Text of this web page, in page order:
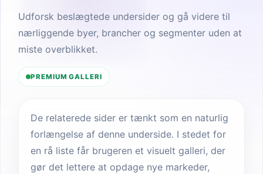
Udforsk beslægtede undersider og gå videre til
nærliggende byer, brancher og segmenter uden at
miste overblikket.
PREMIUM GALLERI
De relaterede sider er tænkt som en naturlig
forlængelse af denne underside. I stedet for
en rå liste får brugeren et visuelt galleri, der
gør det lettere at opdage nye markeder,